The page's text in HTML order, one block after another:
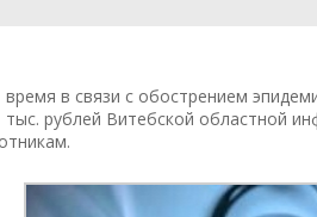
в связи с обострением
рублей Витебской областной